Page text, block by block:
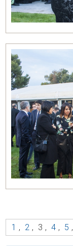
1 , 2 , 3 , 4 , 5 ,